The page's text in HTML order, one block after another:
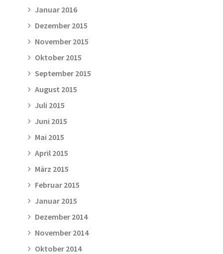
Januar 2016
Dezember 2015
November 2015
Oktober 2015
September 2015
August 2015
Juli 2015
Juni 2015
Mai 2015
April 2015
März 2015
Februar 2015
Januar 2015
Dezember 2014
November 2014
Oktober 2014